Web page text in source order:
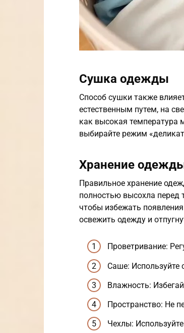
Сушка одежды
Способ сушки также
естественным путем, на
как высокая температура
выбирайте режим
Хранение
Правильное хранение
полностью высохла перед
чтобы избежать
освежить одежду и
Проветривание:
Саше: Используйте
Влажность:
Пространство: Не
Чехлы: